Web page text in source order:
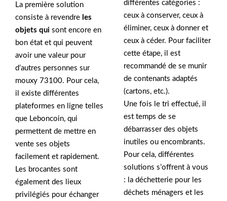
La première solution
consiste à revendre les
objets qui sont encore en
bon état et qui peuvent
avoir une valeur pour
d’autres personnes sur
mouxy 73100. Pour cela,
il existe différentes
plateformes en ligne telles
que Leboncoin, qui
permettent de mettre en
vente ses objets
facilement et rapidement.
Les brocantes sont
également des lieux
privilégiés pour échanger
différentes catégories :
ceux à conserver, ceux à
éliminer, ceux à donner et
ceux à céder. Pour faciliter
cette étape, il est
recommandé de se munir
de contenants adaptés
(cartons, etc.).
Une fois le tri effectué, il
est temps de se
débarrasser des objets
inutiles ou encombrants.
Pour cela, différentes
solutions s’offrent à vous
: la déchetterie pour les
déchets ménagers et les